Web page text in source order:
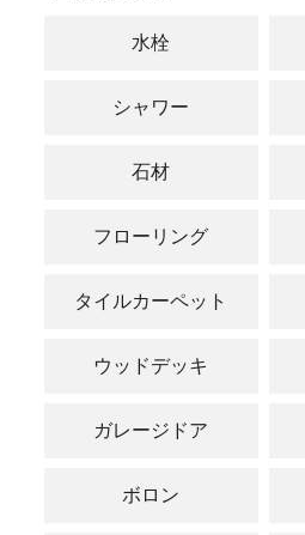
水栓
シャワー
石材
フローリング
タイルカーペット
ウッドデッキ
ガレージドア
ボロン